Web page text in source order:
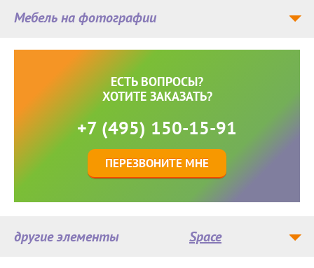
Мебель на фотографии
ЕСТЬ ВОПРОСЫ?
ХОТИТЕ ЗАКАЗАТЬ?
+7 (495) 150-15-91
ПЕРЕЗВОНИТЕ МНЕ
другие элементы Space